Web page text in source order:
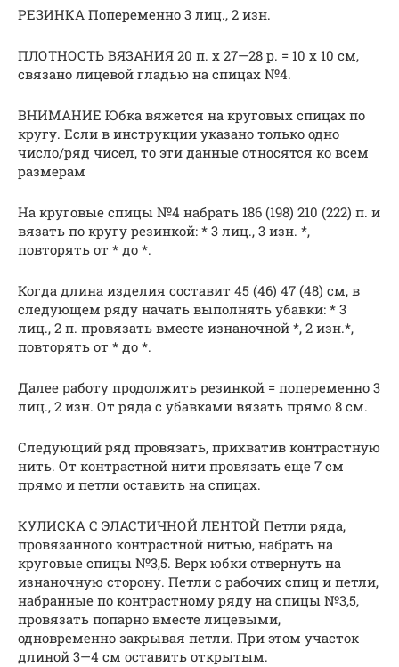
РЕЗИНКА Попеременно 3 лиц., 2 изн.
ПЛОТНОСТЬ ВЯЗАНИЯ 20 п. х 27—28 р. = 10 х 10 см,
связано лицевой гладью на спицах №4.
ВНИМАНИЕ Юбка вяжется на круговых спицах по
кругу. Если в инструкции указано только одно
число/ряд чисел, то эти данные относятся ко всем
размерам
На круговые спицы №4 набрать 186 (198) 210 (222) п. и
вязать по кругу резинкой: * 3 лиц., 3 изн. *,
повторять от * до *.
Когда длина изделия составит 45 (46) 47 (48) см, в
следующем ряду начать выполнять убавки: * 3
лиц., 2 п. провязать вместе изнаночной *, 2 изн.*,
повторять от * до *.
Далее работу продолжить резинкой = попеременно 3
лиц., 2 изн. От ряда с убавками вязать прямо 8 см.
Следующий ряд провязать, прихватив контрастную
нить. От контрастной нити провязать еще 7 см
прямо и петли оставить на спицах.
КУЛИСКА С ЭЛАСТИЧНОЙ ЛЕНТОЙ Петли ряда,
провязанного контрастной нитью, набрать на
круговые спицы №3,5. Верх юбки отвернуть на
изнаночную сторону. Петли с рабочих спиц и петли,
набранные по контрастному ряду на спицы №3,5,
провязать попарно вместе лицевыми,
одновременно закрывая петли. При этом участок
длиной 3—4 см оставить открытым.